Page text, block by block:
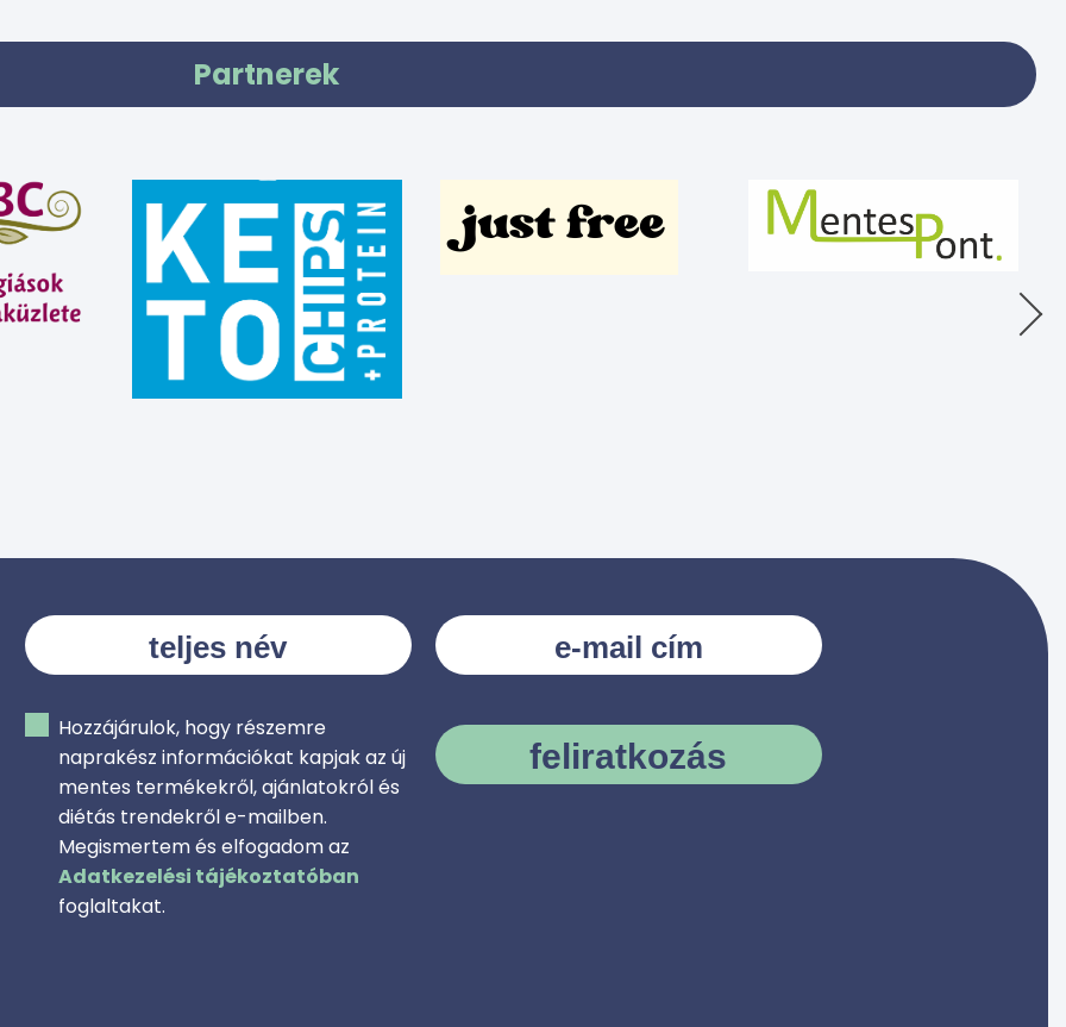
Partnerek
Hozzájárulok, hogy részemre
naprakész információkat kapjak az új
mentes termékekről, ajánlatokról és
diétás trendekről e-mailben.
Megismertem és elfogadom az
Adatkezelési tájékoztatóban
foglaltakat.
feliratkozás